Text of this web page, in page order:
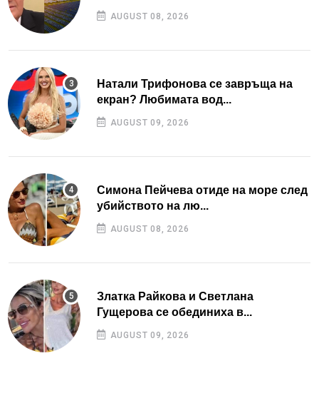
AUGUST 08, 2026
Натали Трифонова се завръща на
екран? Любимата вод...
AUGUST 09, 2026
Симона Пейчева отиде на море след
убийството на лю...
AUGUST 08, 2026
Златка Райкова и Светлана
Гущерова се обединиха в...
AUGUST 09, 2026